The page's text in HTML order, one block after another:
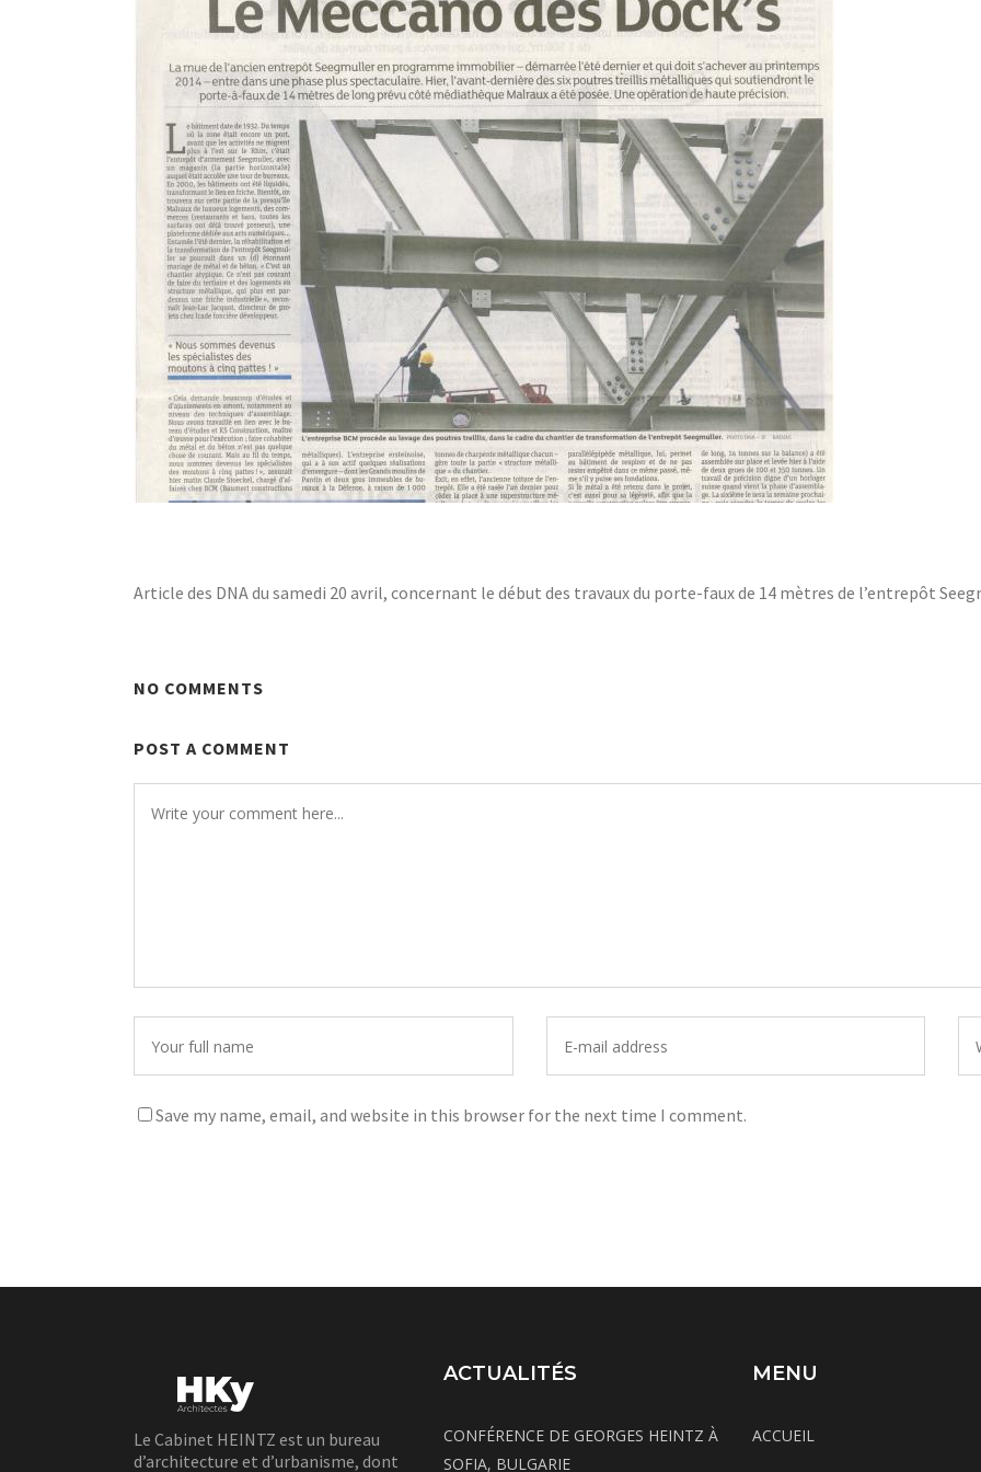
Article des DNA du samedi 20 avril, concernant le début des travaux du porte-faux de 14 mètres de l’entrepôt
NO COMMENTS
POST A COMMENT
Save my name, email, and website in this browser for the next time I comment.
Le Cabinet HEINTZ est un bureau
d’architecture et d’urbanisme, dont
ACTUALITÉS
CONFÉRENCE DE GEORGES HEINTZ À
SOFIA, BULGARIE
MENU
ACCUEIL